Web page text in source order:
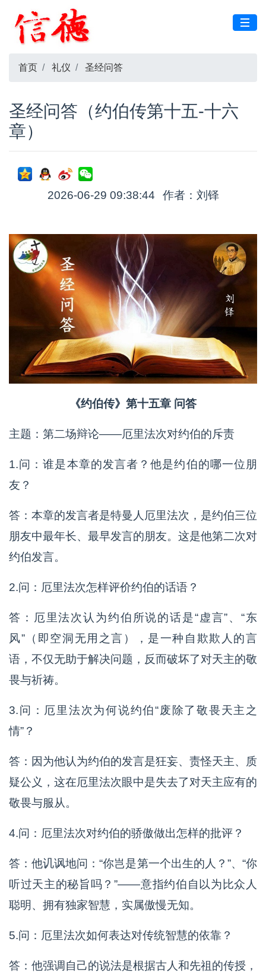
首页 礼仪 圣经问答
圣经问答（约伯传第十五-十六
章）
2026-06-29 09:38:44 作者：刘铎
《约伯传》第十五章 问答
主题：第二场辩论——厄里法次对约伯的斥责
1.问：谁是本章的发言者？他是约伯的哪一位朋
友？
答：本章的发言者是特曼人厄里法次，是约伯三位
朋友中最年长、最早发言的朋友。这是他第二次对
约伯发言。
2.问：厄里法次怎样评价约伯的话语？
答：厄里法次认为约伯所说的话是“虚言”、“东
风”（即空洞无用之言），是一种自欺欺人的言
语，不仅无助于解决问题，反而破坏了对天主的敬
畏与祈祷。
3.问：厄里法次为何说约伯“废除了敬畏天主之
情”？
答：因为他认为约伯的发言是狂妄、责怪天主、质
疑公义，这在厄里法次眼中是失去了对天主应有的
敬畏与服从。
4.问：厄里法次对约伯的骄傲做出怎样的批评？
答：他讥讽地问：“你岂是第一个出生的人？”、“你
听过天主的秘旨吗？”——意指约伯自以为比众人
聪明、拥有独家智慧，实属傲慢无知。
5.问：厄里法次如何表达对传统智慧的依靠？
答：他强调自己的说法是根据古人和先祖的传授，